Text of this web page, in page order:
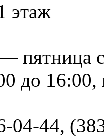
этаж
пятница
до
04-44,